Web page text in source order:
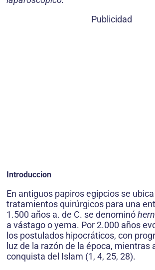
Publicidad
Introduccion
En antiguos papiros egipcios se
tratamientos quirúrgicos para una
1.500 años a. de C. se denominó
a vástago o yema. Por 2.000 años
los postulados hipocráticos, con
luz de la razón de la época, mientras
conquista del Islam (1, 4, 25, 28).